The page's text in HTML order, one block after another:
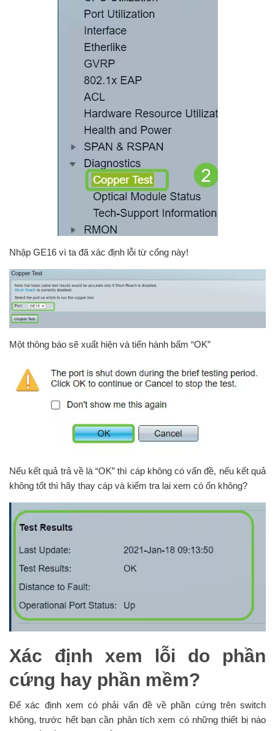
Nhập GE16 vì ta đã xác định lỗi từ cổng này!
Một thông báo sẽ xuất hiện và tiến hành bấm “OK”
Nếu kết quả trả về là “OK” thì cáp không có vấn đề, nếu kết quả
không tốt thì hãy thay cáp và kiểm tra lại xem có ổn không?
Xác định xem lỗi do phần
cứng hay phần mềm?
Để xác định xem có phải vấn đề về phần cứng trên switch
không, trước hết bạn cần phân tích xem có những thiết bị nào